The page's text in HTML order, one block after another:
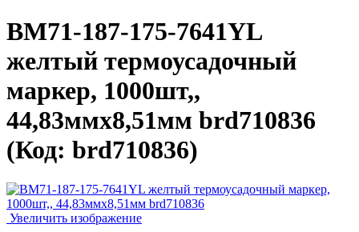
BM71-187-175-7641YL
желтый термоусадочный
маркер, 1000шт,,
44,83ммх8,51мм brd710836
(Код: brd710836)
Увеличить изображение